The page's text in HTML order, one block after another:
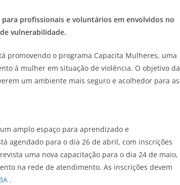
profissionais e voluntários em envolvidos no
vulnerabilidade.
promovendo o programa Capacita Mulheres, uma
à mulher em situação de violência. O objetivo da
um ambiente mais seguro e acolhedor para as
amplo espaço para aprendizado e
agendado para o dia 26 de abril, com inscrições
uma nova capacitação para o dia 24 de maio,
na rede de atendimento. As inscrições devem
.